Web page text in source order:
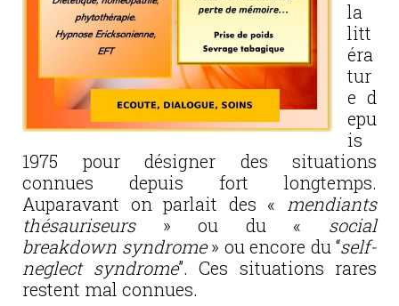
la
litt
éra
tur
e d
epu
is
1975 pour désigner des situations
connues depuis fort longtemps.
Auparavant on parlait des « mendiants
thésauriseurs» ou du « social
breakdown syndrome» ou encore du “self-
neglect syndrome”. Ces situations rares
restent mal connues.